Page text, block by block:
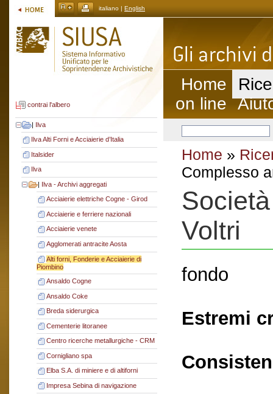
italiano | English
contrai l'albero
| Ilva
Ilva Alti Forni e Acciaierie d’Italia
Italsider
Ilva
| Ilva - Archivi aggregati
Acciaierie elettriche Cogne - Girod
Acciaierie e ferriere nazionali
Acciaierie venete
Agglomerati antracite Aosta
Alti forni, Fonderie e Acciaierie di
Piombino
Ansaldo Cogne
Ansaldo Coke
Breda siderurgica
Cementerie litoranee
Centro ricerche metallurgiche - CRM
Cornigliano spa
Elba S.A. di miniere e di altiforni
Impresa Sebina di navigazione
Home
on line
Home »
Complesso
Voltri
fondo
Estremi